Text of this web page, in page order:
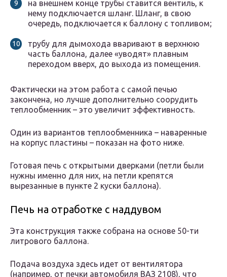
на внешнем конце трубы ставится вентиль, к
нему подключается шланг. Шланг, в свою
очередь, подключается к баллону с топливом;
трубу для дымохода вваривают в верхнюю
часть баллона, далее «уводят» плавным
переходом вверх, до выхода из помещения.
Фактически на этом работа с самой печью
закончена, но лучше дополнительно соорудить
теплообменник – это увеличит эффективность.
Один из вариантов теплообменника – наваренные
на корпус пластины – показан на фото ниже.
Готовая печь с открытыми дверками (петли были
нужны именно для них, на петли крепятся
вырезанные в пункте 2 куски баллона).
Печь на отработке с наддувом
Эта конструкция также собрана на основе 50-ти
литрового баллона.
Подача воздуха здесь идет от вентилятора
(например, от печки автомобиля ВАЗ 2108), что